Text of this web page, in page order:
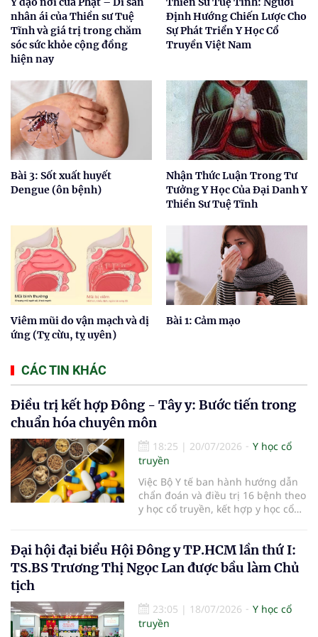
nhân ái của Thiền sư Tuệ
Tĩnh và giá trị trong chăm
sóc sức khỏe cộng đồng
hiện nay
Định Hướng Chiến Lược Cho
Sự Phát Triển Y Học Cổ
Truyền Việt Nam
Bài 3: Sốt xuất huyết
Dengue (ôn bệnh)
Nhận Thức Luận Trong Tư
Tưởng Y Học Của Đại Danh Y
Thiền Sư Tuệ Tĩnh
Viêm mũi do vận mạch và dị
ứng (Tỵ cừu, tỵ uyên)
Bài 1: Cảm mạo
CÁC TIN KHÁC
Điều trị kết hợp Đông - Tây y: Bước tiến trong
chuẩn hóa chuyên môn
18:25 | 20/07/2026
Y học cổ
truyền
Việc Bộ Y tế ban hành hướng dẫn
chẩn đoán và điều trị 16 bệnh theo
y học cổ truyền, kết hợp y học cổ
nhất cho các cơ sở khám, chữa
bệnh. Giá trị của tài liệu không chỉ
nằm ở việc mở rộng danh mục
đúng chỉ định, kiểm soát an toàn
và phát huy hợp lý thế mạnh của
mỗi phương pháp.
Đại hội đại biểu Hội Đông y TP.HCM lần thứ I:
TS.BS Trương Thị Ngọc Lan được bầu làm Chủ
tịch
23:05 | 18/07/2026
Y học cổ
truyền